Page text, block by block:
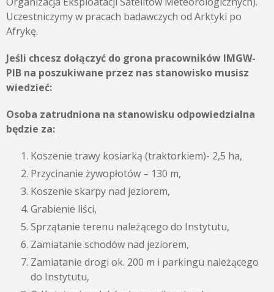
Uczestniczymy w pracach badawczych od Arktyki po
Afrykę.
Jeśli chcesz dołączyć do grona pracowników IMGW-
PIB na poszukiwane przez nas stanowisko musisz
wiedzieć:
Osoba zatrudniona na stanowisku odpowiedzialna
będzie za:
Koszenie trawy kosiarką (traktorkiem)- 2,5 ha,
Przycinanie żywopłotów – 130 m,
Koszenie skarpy nad jeziorem,
Grabienie liści,
Sprzątanie terenu należącego do Instytutu,
Zamiatanie schodów nad jeziorem,
Zamiatanie drogi ok. 200 m i parkingu należącego
do Instytutu,